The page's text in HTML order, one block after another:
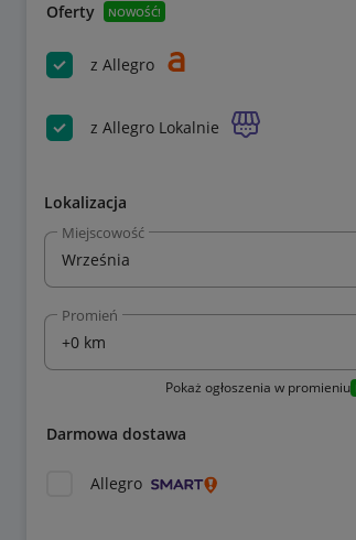
Oferty NOWOŚĆ!
z Allegro
z Allegro Lokalnie
Lokalizacja
Miejscowość
Promień
Pokaż ogłoszenia w promieniu
Darmowa dostawa
Allegro